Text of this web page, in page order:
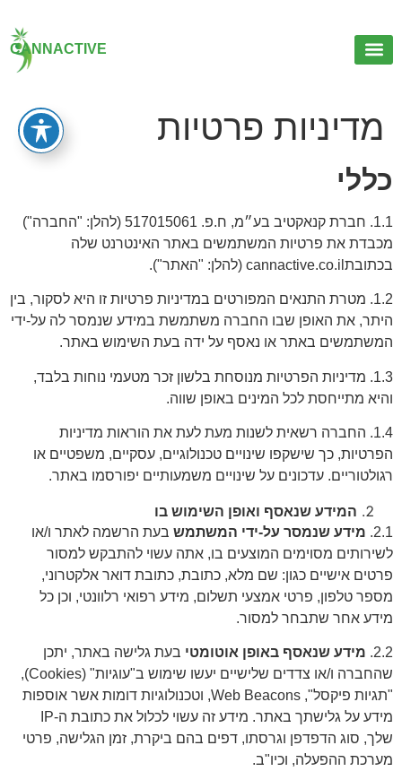
CANNACTIVE
מדיניות פרטיות
כללי
1.1. חברת קנאקטיב בע״מ, ח.פ. 517015061 (להלן: "החברה")
מכבדת את פרטיות המשתמשים באתר האינטרנט שלה
בכתובתcannactive.co.il (להלן: "האתר").
1.2. מטרת התנאים המפורטים במדיניות פרטיות זו היא לסקור, בין
היתר, את האופן שבו החברה משתמשת במידע שנמסר לה על-ידי
המשתמשים באתר או נאסף על ידה בעת השימוש באתר.
1.3. מדיניות הפרטיות מנוסחת בלשון זכר מטעמי נוחות בלבד,
והיא מתייחסת לכל המינים באופן שווה.
1.4. החברה רשאית לשנות מעת לעת את הוראות מדיניות
הפרטיות, כך שישקפו שינויים טכנולוגיים, עסקיים, משפטיים או
רגולטוריים. עדכונים על שינויים משמעותיים יפורסמו באתר.
המידע שנאסף ואופן השימוש בו
2.1. מידע שנמסר על-ידי המשתמש בעת הרשמה לאתר ו/או
לשירותים מסוימים המוצעים בו, אתה עשוי להתבקש למסור
פרטים אישיים כגון: שם מלא, כתובת, כתובת דואר אלקטרוני,
מספר טלפון, פרטי אמצעי תשלום, מידע רפואי רלוונטי, וכן כל
מידע אחר שתבחר למסור.
2.2. מידע שנאסף באופן אוטומטי בעת גלישה באתר, יתכן
שהחברה ו/או צדדים שלישיים יעשו שימוש ב"עוגיות" (Cookies),
"תגיות פיקסל", Web Beacons, וטכנולוגיות דומות אשר אוספות
מידע על גלישתך באתר. מידע זה עשוי לכלול את כתובת ה-IP
שלך, סוג הדפדפן וגרסתו, דפים בהם ביקרת, זמן הגלישה, פרטי
מערכת ההפעלה, וכיו"ב.